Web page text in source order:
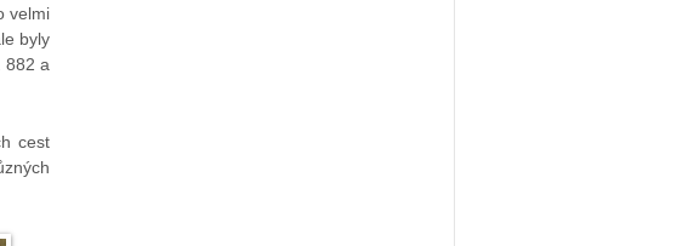
velmi
byly
882 a
cest